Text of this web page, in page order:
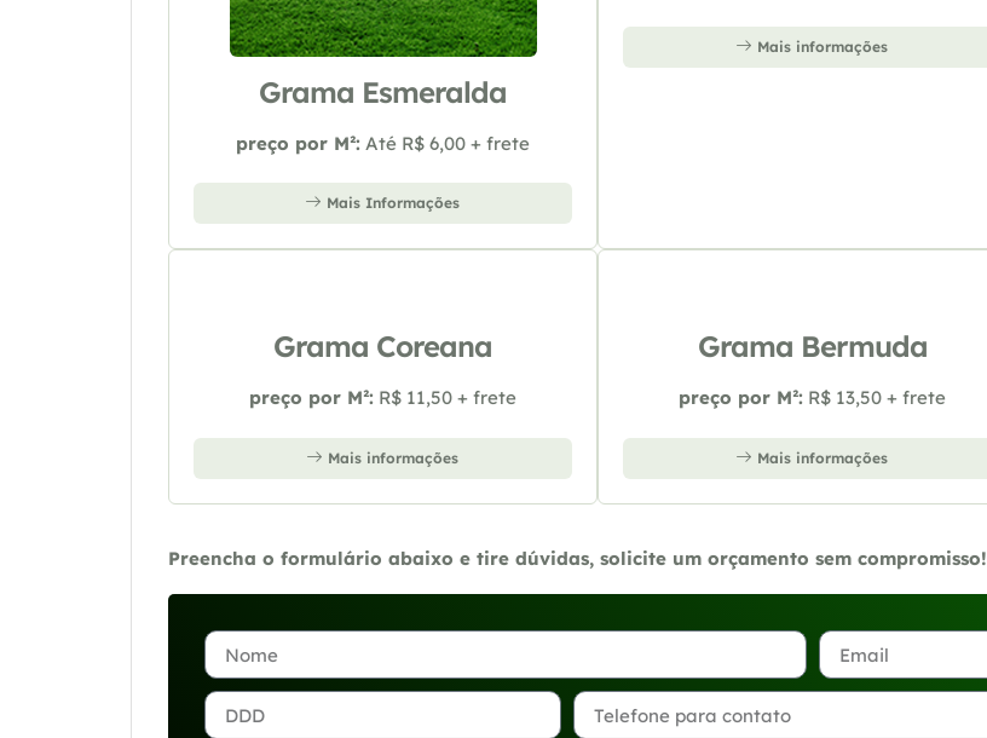
Grama Esmeralda
preço por M²: Até R$ 6,00 + frete
Mais Informações
Mais informações
Grama Coreana
preço por M²: R$ 11,50 + frete
Mais informações
Grama Bermuda
preço por M²: R$ 13,50 + frete
Mais informações
Preencha o formulário abaixo e tire dúvidas, solicite um orçamento sem compromisso!